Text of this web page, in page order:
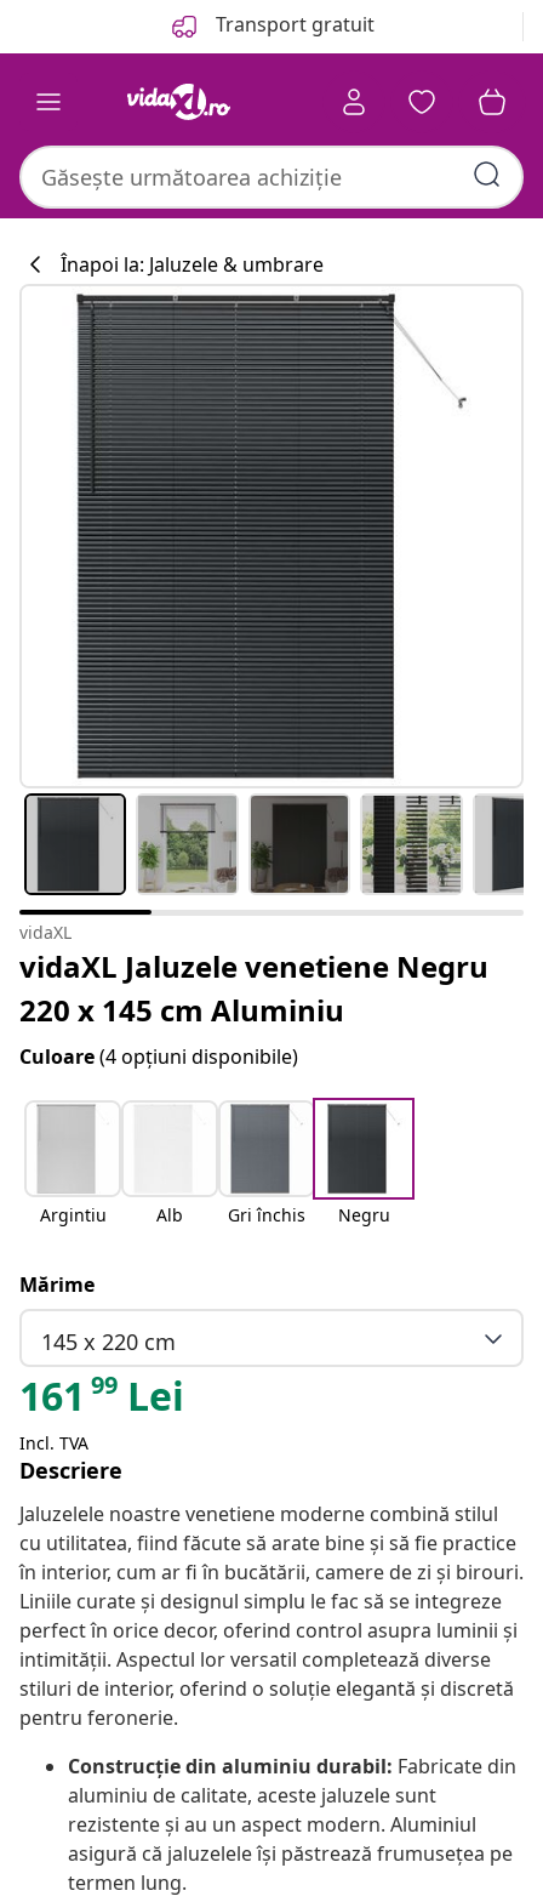
Transport gratuit
Înapoi la: Jaluzele & umbrare
vidaXL
vidaXL Jaluzele venetiene Negru
220 x 145 cm Aluminiu
Culoare(4 opțiuni disponibile)
Argintiu Alb Gri închis Negru
Mărime
145 x 220 cm
161 99 Lei
Incl. TVA
Descriere
Jaluzelele noastre venetiene moderne combină stilul
cu utilitatea, fiind făcute să arate bine și să fie practice
în interior, cum ar fi în bucătării, camere de zi și birouri.
Liniile curate și designul simplu le fac să se integreze
perfect în orice decor, oferind control asupra luminii și
intimității. Aspectul lor versatil completează diverse
stiluri de interior, oferind o soluție elegantă și discretă
pentru feronerie.
Construcție din aluminiu durabil: Fabricate din
aluminiu de calitate, aceste jaluzele sunt
rezistente și au un aspect modern. Aluminiul
asigură că jaluzelele își păstrează frumusețea pe
termen lung.